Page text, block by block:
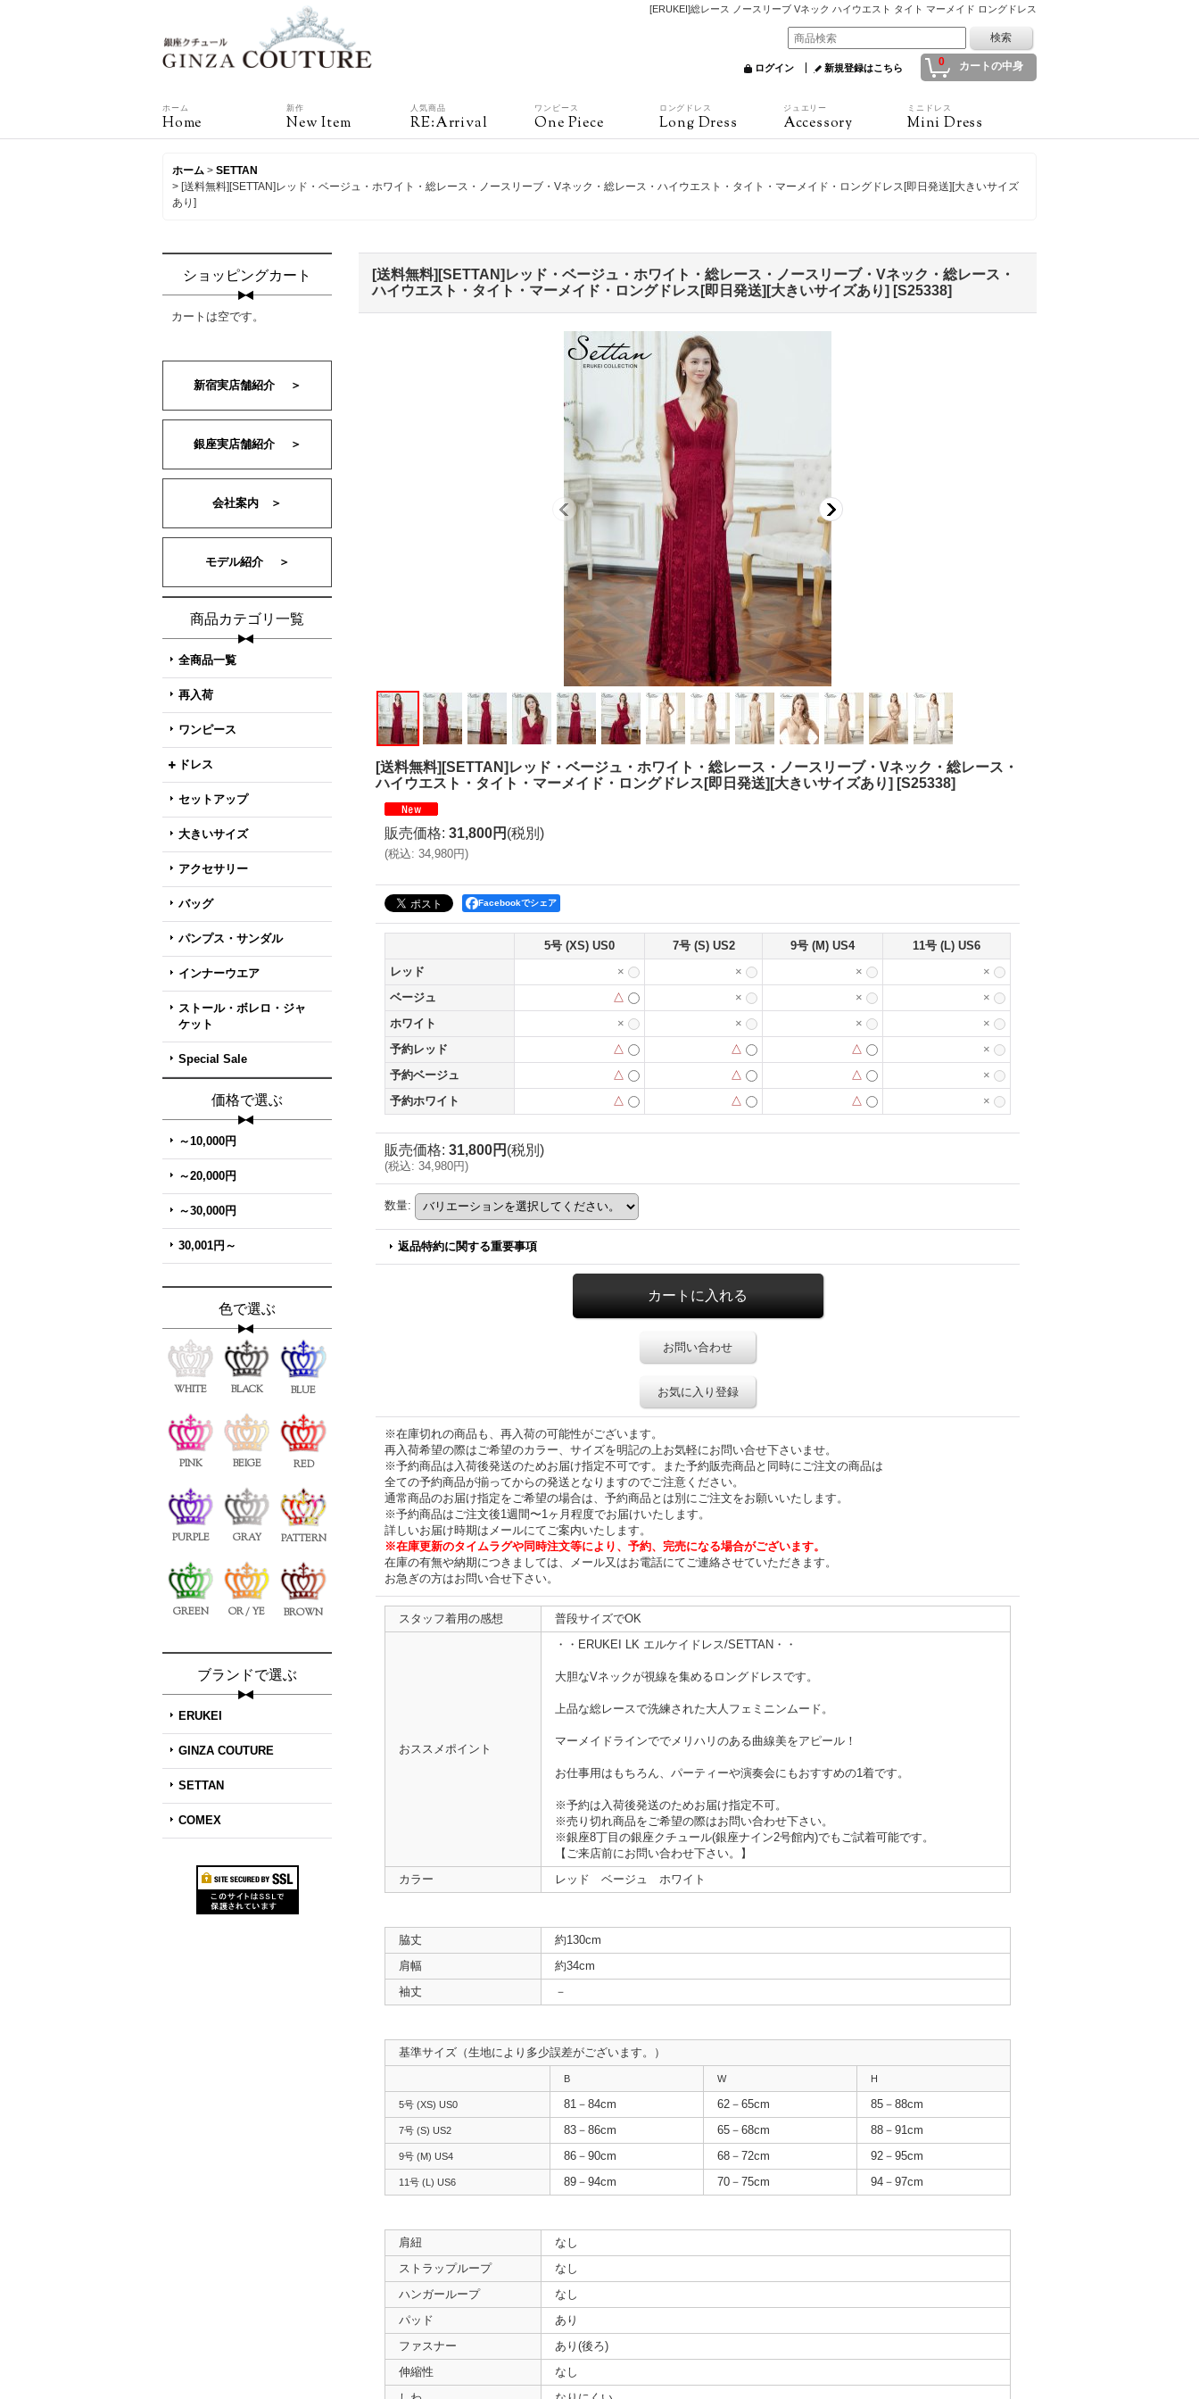
[ERUKEI]総レース ノースリーブ Vネック ハイウエスト タイト マーメイド ロングドレス
0 カートの中身
ログイン 新規登録はこちら
ホーム
Home
新作
New Item
人気商品
RE:Arrival
ワンピース
One Piece
ロングドレス
Long Dress
ジュエリー
Accessory
ミニドレス
Mini Dress
ホーム > SETTAN
> [送料無料][SETTAN]レッド・ベージュ・ホワイト・総レース・ノースリーブ・Vネック・総レース・ハイウエスト・タイト・マーメイド・ロングドレス[即日発送][大きいサイズ
あり]
ショッピングカート
カートは空です。
新宿実店舗紹介 ＞
銀座実店舗紹介 ＞
会社案内 ＞
モデル紹介 ＞
商品カテゴリ一覧
全商品一覧
再入荷
ワンピース
ドレス
セットアップ
大きいサイズ
アクセサリー
バッグ
パンプス・サンダル
インナーウエア
ストール・ボレロ・ジャ
ケット
Special Sale
価格で選ぶ
～10,000円
～20,000円
～30,000円
30,001円～
色で選ぶ
WHITE BLACK BLUE
PINK BEIGE RED
PURPLE GRAY PATTERN
GREEN OR / YE BROWN
ブランドで選ぶ
ERUKEI
GINZA COUTURE
SETTAN
COMEX
[送料無料][SETTAN]レッド・ベージュ・ホワイト・総レース・ノースリーブ・Vネック・総レース・
ハイウエスト・タイト・マーメイド・ロングドレス[即日発送][大きいサイズあり] [S25338]
[送料無料][SETTAN]レッド・ベージュ・ホワイト・総レース・ノースリーブ・Vネック・総レース・
ハイウエスト・タイト・マーメイド・ロングドレス[即日発送][大きいサイズあり] [S25338]
販売価格: 31,800円 (税別)
(税込: 34,980円)
Facebookでシェア
5号 (XS) US0 7号 (S) US2 9号 (M) US4
11号 (L) US6
レッド
× × ×
×
ベージュ
△ × ×
×
ホワイト
× × ×
×
予約レッド
△ △ △
×
予約ベージュ
△ △ △
×
予約ホワイト
△ △ △ ×
販売価格: 31,800円 (税別)
(税込: 34,980円)
数量:
返品特約に関する重要事項
お問い合わせ
お気に入り登録
※在庫切れの商品も、再入荷の可能性がございます。
再入荷希望の際はご希望のカラー、サイズを明記の上お気軽にお問い合せ下さいませ。
※予約商品は入荷後発送のためお届け指定不可です。また予約販売商品と同時にご注文の商品は
全ての予約商品が揃ってからの発送となりますのでご注意ください。
通常商品のお届け指定をご希望の場合は、予約商品とは別にご注文をお願いいたします。
※予約商品はご注文後1週間〜1ヶ月程度でお届けいたします。
詳しいお届け時期はメールにてご案内いたします。
※在庫更新のタイムラグや同時注文等により、予約、完売になる場合がございます。
在庫の有無や納期につきましては、メール又はお電話にてご連絡させていただきます。
お急ぎの方はお問い合せ下さい。
スタッフ着用の感想 普段サイズでOK
おススメポイント
・・ERUKEI LK エルケイドレス/SETTAN・・
大胆なVネックが視線を集めるロングドレスです。
上品な総レースで洗練された大人フェミニンムード。
マーメイドラインででメリハリのある曲線美をアピール！
お仕事用はもちろん、パーティーや演奏会にもおすすめの1着です。
※予約は入荷後発送のためお届け指定不可。
※売り切れ商品をご希望の際はお問い合わせ下さい。
※銀座8丁目の銀座クチュール(銀座ナイン2号館内)でもご試着可能です。
【ご来店前にお問い合わせ下さい。】
カラー
レッド ベージュ ホワイト
脇丈
約130cm
肩幅
約34cm
袖丈
－
基準サイズ（生地により多少誤差がございます。）
B W H
5号 (XS) US0 81－84cm 62－65cm 85－88cm
7号 (S) US2 83－86cm 65－68cm 88－91cm
9号 (M) US4 86－90cm 68－72cm 92－95cm
11号 (L) US6 89－94cm 70－75cm 94－97cm
肩紐
なし
ストラップループ
なし
ハンガーループ
なし
パッド
あり
ファスナー
あり(後ろ)
伸縮性
なし